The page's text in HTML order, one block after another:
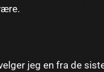
jeg en fra de